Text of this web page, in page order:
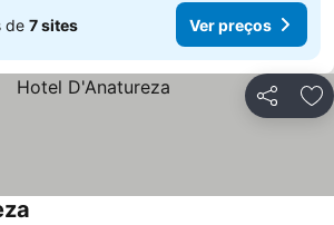
de 7 sites Ver preços
Partilhar